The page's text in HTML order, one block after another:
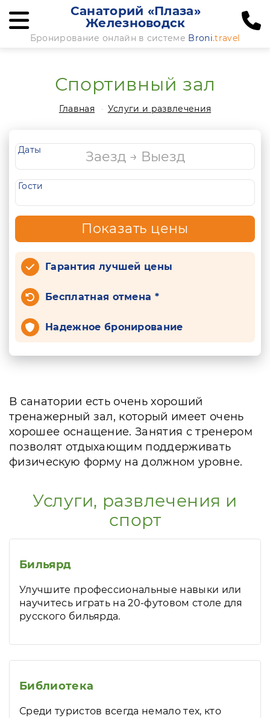
Санаторий «Плаза»
Железноводск
Бронирование онлайн в системе Broni.travel
Спортивный зал
Главная Услуги и развлечения
Даты
Гости
Показать цены
Гарантия лучшей цены
Бесплатная отмена *
Надежное бронирование
В санатории есть очень хороший
тренажерный зал, который имеет очень
хорошее оснащение. Занятия с тренером
позволят отдыхающим поддерживать
физическую форму на должном уровне.
Услуги, развлечения и
спорт
Бильярд
Улучшите профессиональные навыки или
научитесь играть на 20-футовом столе для
русского бильярда.
Библиотека
Среди туристов всегда немало тех, кто